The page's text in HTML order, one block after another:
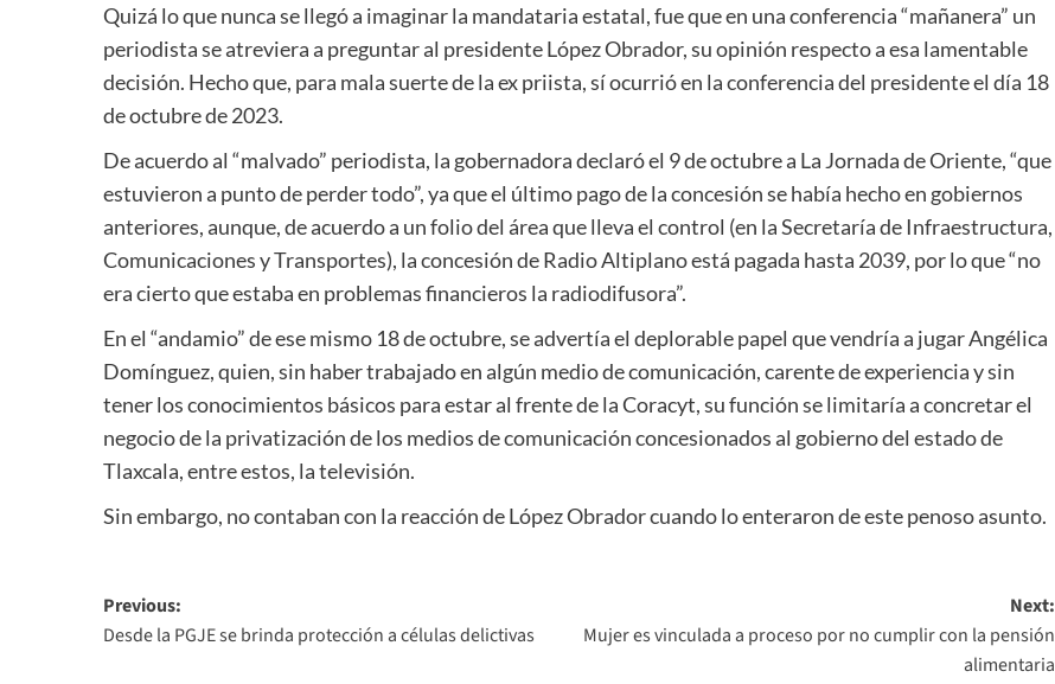
Quizá lo que nunca se llegó a imaginar la mandataria estatal, fue que en una conferencia “mañanera” un
periodista se atreviera a preguntar al presidente López Obrador, su opinión respecto a esa lamentable
decisión. Hecho que, para mala suerte de la ex priista, sí ocurrió en la conferencia del presidente el día 18
de octubre de 2023.
De acuerdo al “malvado” periodista, la gobernadora declaró el 9 de octubre a La Jornada de Oriente, “que
estuvieron a punto de perder todo”, ya que el último pago de la concesión se había hecho en gobiernos
anteriores, aunque, de acuerdo a un folio del área que lleva el control (en la Secretaría de Infraestructura,
Comunicaciones y Transportes), la concesión de Radio Altiplano está pagada hasta 2039, por lo que “no
era cierto que estaba en problemas financieros la radiodifusora”.
En el “andamio” de ese mismo 18 de octubre, se advertía el deplorable papel que vendría a jugar Angélica
Domínguez, quien, sin haber trabajado en algún medio de comunicación, carente de experiencia y sin
tener los conocimientos básicos para estar al frente de la Coracyt, su función se limitaría a concretar el
negocio de la privatización de los medios de comunicación concesionados al gobierno del estado de
Tlaxcala, entre estos, la televisión.
Sin embargo, no contaban con la reacción de López Obrador cuando lo enteraron de este penoso asunto.
Post
navigation
Previous:
Desde la PGJE se brinda protección a células delictivas
Next:
Mujer es vinculada a proceso por no cumplir con la pensión
alimentaria